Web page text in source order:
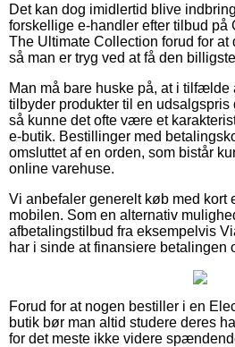
Det kan dog imidlertid blive
forskellige e-handler efter tilbud på
The Ultimate Collection forud for at
så man er tryg ved at få den
Man må bare huske på, at i tilfælde
tilbyder produkter til en udsalgspris
så kunne det ofte være et
e-butik. Bestillinger med
omsluttet af en orden, som bistår
online varehuse.
Vi anbefaler generelt køb med kort
mobilen. Som en alternativ
afbetalingstilbud fra eksempelvis
har i sinde at finansiere betalingen
Forud for at nogen bestiller i en
butik bør man altid studere deres
for det meste ikke videre